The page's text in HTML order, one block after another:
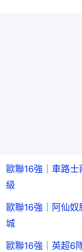
歐聯16強｜車路
級
歐聯16強｜阿仙
城
歐聯16強｜英超